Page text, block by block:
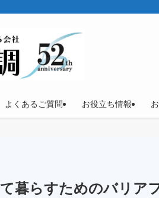
よくあるご質問 お役立ち情報
暮らすためのバリア